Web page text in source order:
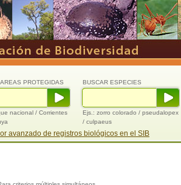
BUSCAR ESPECIES
Ejs.: zorro colorado / pseudalopex
/ culpaeus
PROTEGIDAS
nacional / Corrientes
avanzado de registros biológicos en el SIB